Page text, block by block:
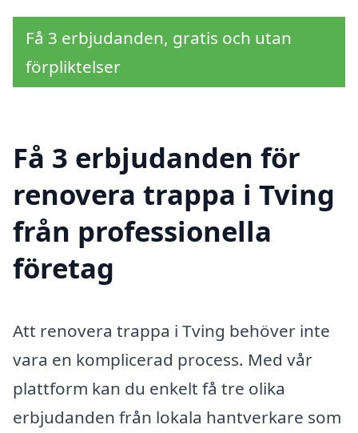
Få 3 erbjudanden, gratis och utan
förpliktelser
Få 3 erbjudanden för
renovera trappa i Tving
från professionella
företag
Att renovera trappa i Tving behöver inte
vara en komplicerad process. Med vår
plattform kan du enkelt få tre olika
erbjudanden från lokala hantverkare som